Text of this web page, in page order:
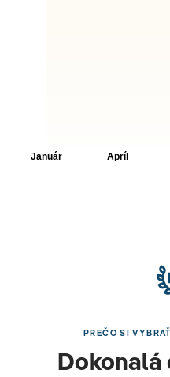
PREČO SI
Dokonalá